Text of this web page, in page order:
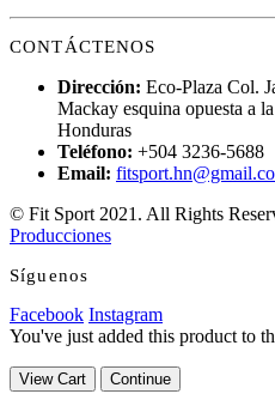
CONTÁCTENOS
Dirección: Eco-Plaza Col.
Mackay esquina opuesta a
Honduras
Teléfono: +504 3236-5688
Email:
© Fit Sport 2021. All Rights
Producciones
Síguenos
Facebook Instagram
You've just added this product to
View Cart Continue